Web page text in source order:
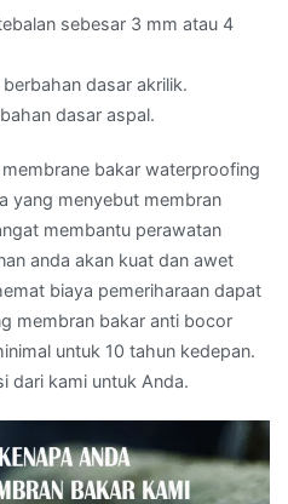
sebesar 3 mm atau 4
dasar akrilik.
dasar aspal.
bakar waterproofing
yang menyebut membran
membantu perawatan
anda akan kuat dan awet
biaya pemeriharaan dapat
membran bakar anti bocor
untuk 10 tahun kedepan.
dari kami untuk Anda.